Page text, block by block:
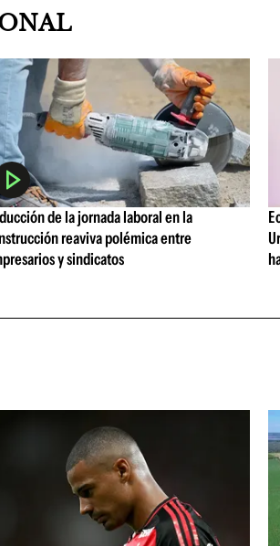
de la jornada laboral en la
reaviva polémica entre
y sindicatos